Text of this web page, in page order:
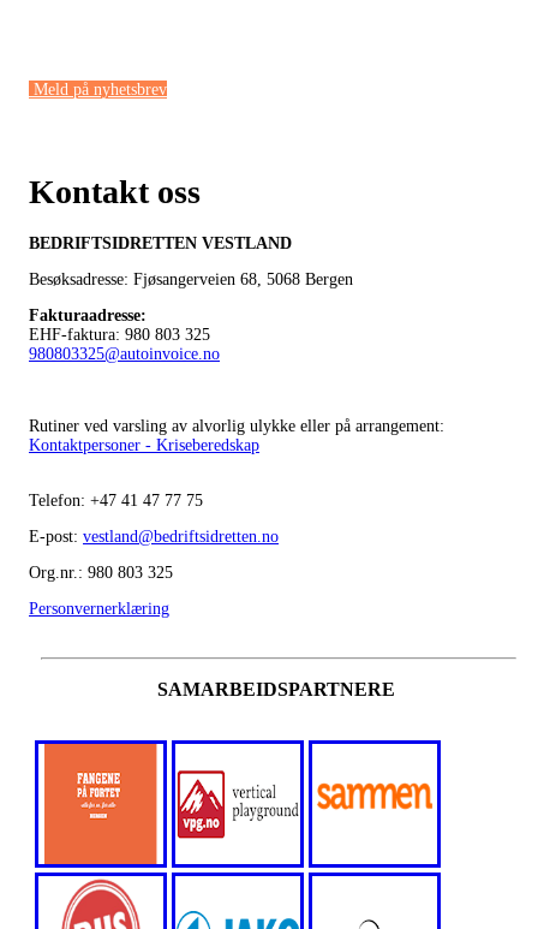
Meld på nyhetsbrev
Kontakt oss
BEDRIFTSIDRETTEN VESTLAND
Besøksadresse: Fjøsangerveien 68, 5068 Bergen
Fakturaadresse:
EHF-faktura: 980 803 325
980803325@autoinvoice.no
Rutiner ved varsling av alvorlig ulykke eller på arrangement:
Kontaktpersoner - Kriseberedskap
Telefon: +47 41 47 77 75
E-post: vestland@bedriftsidretten.no
Org.nr.: 980 803 325
Personvernerklæring
SAMARBEIDSPARTNERE